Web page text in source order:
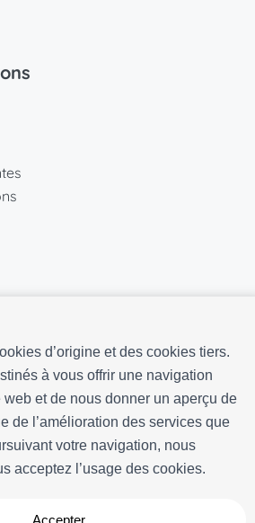
d’origine et des cookies tiers.
à vous offrir une navigation
et de nous donner un aperçu de
de l’amélioration des services que
votre navigation, nous
acceptez l’usage des cookies.
Accepter
© ELE APARTMENTS 2026